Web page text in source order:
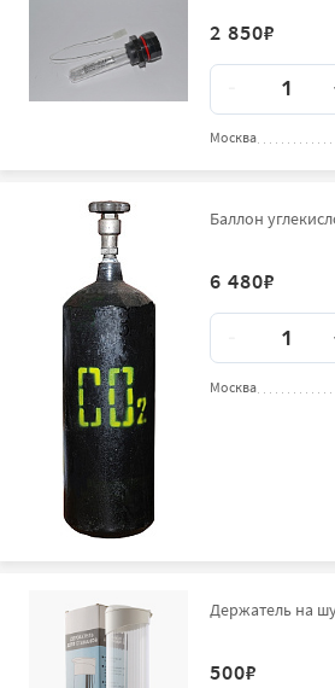
2 850₽
Количество
Москва
Баллон
6 480₽
Количество
Москва
Держатель на
500₽